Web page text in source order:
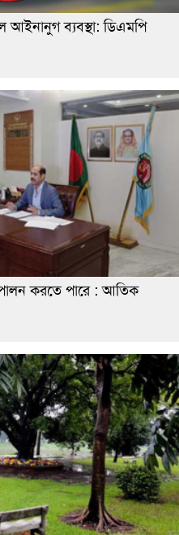
আইনানুগ ব্যবস্থা: ডিএমপি
পালন করতে পারে : আতিক